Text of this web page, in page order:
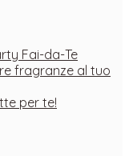
Fai-da-Te
fragranze al tuo
per te!